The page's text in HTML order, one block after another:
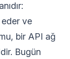
ve
bir API ağ
Bugün